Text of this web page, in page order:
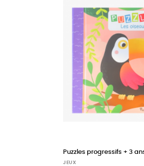
Puzzles progressifs + 3
JEUX